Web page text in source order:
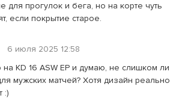
для прогулок и бега, но на корте чуть
если покрытие старое.
6 июля 2025 12:58
KD 16 ASW EP и думаю, не слишком ли
мужских матчей? Хотя дизайн реально
:)